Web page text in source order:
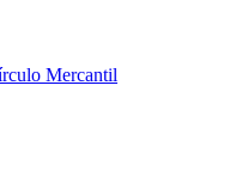
Mercantil